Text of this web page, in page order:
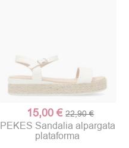
15,00 € 22,90 €
PEKES Sandalia alpargata
plataforma